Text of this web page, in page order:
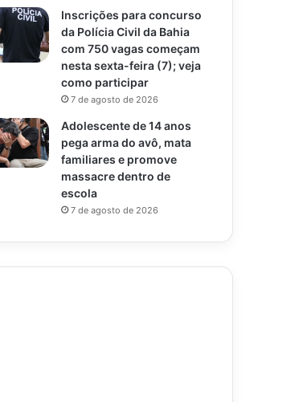
Inscrições para concurso
da Polícia Civil da Bahia
com 750 vagas começam
nesta sexta-feira (7); veja
como participar
7 de agosto de 2026
Adolescente de 14 anos
pega arma do avô, mata
familiares e promove
massacre dentro de
escola
7 de agosto de 2026